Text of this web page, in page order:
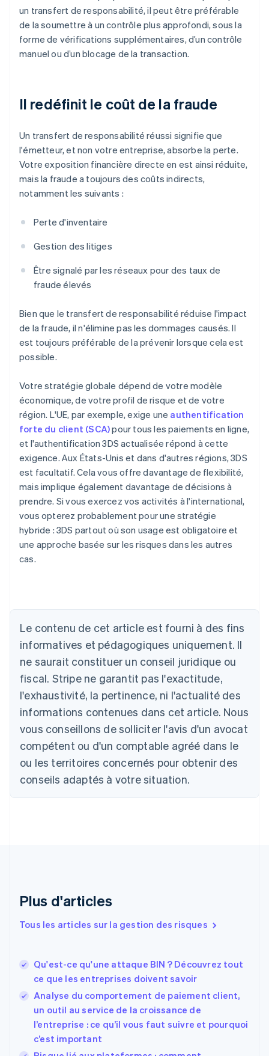
un transfert de responsabilité, il peut être préférable
de la soumettre à un contrôle plus approfondi, sous la
forme de vérifications supplémentaires, d’un contrôle
manuel ou d’un blocage de la transaction.
Il redéfinit le coût de la fraude
Un transfert de responsabilité réussi signifie que
l'émetteur, et non votre entreprise, absorbe la perte.
Votre exposition financière directe en est ainsi réduite,
mais la fraude a toujours des coûts indirects,
notamment les suivants :
Perte d'inventaire
Gestion des litiges
Être signalé par les réseaux pour des taux de
fraude élevés
Bien que le transfert de responsabilité réduise l'impact
de la fraude, il n'élimine pas les dommages causés. Il
est toujours préférable de la prévenir lorsque cela est
possible.
Votre stratégie globale dépend de votre modèle
économique, de votre profil de risque et de votre
région. L'UE, par exemple, exige une authentification
forte du client (SCA)pour tous les paiements en ligne,
et l'authentification 3DS actualisée répond à cette
exigence. Aux États-Unis et dans d'autres régions, 3DS
est facultatif. Cela vous offre davantage de flexibilité,
mais implique également davantage de décisions à
prendre. Si vous exercez vos activités à l'international,
vous opterez probablement pour une stratégie
hybride : 3DS partout où son usage est obligatoire et
une approche basée sur les risques dans les autres
cas.
Le contenu de cet article est fourni à des fins
informatives et pédagogiques uniquement. Il
ne saurait constituer un conseil juridique ou
fiscal. Stripe ne garantit pas l'exactitude,
l'exhaustivité, la pertinence, ni l'actualité des
informations contenues dans cet article. Nous
vous conseillons de solliciter l'avis d'un avocat
compétent ou d'un comptable agréé dans le
ou les territoires concernés pour obtenir des
conseils adaptés à votre situation.
Plus d'articles
Tous les articles sur la gestion des risques
Qu'est-ce qu'une attaque BIN ? Découvrez tout
ce que les entreprises doivent savoir
Analyse du comportement de paiement client,
un outil au service de la croissance de
l’entreprise : ce qu’il vous faut suivre et pourquoi
c’est important
Allemagne
Deutsch
Australie
English
Autriche
Belgique
NederlandsFrançaisDeutschEnglish
Brésil
PortuguêsEnglish
Bulgarie
English
English Français
Chine continentale
English
Espagne
États-Unis
EnglishEspañol简体中文
Finlande
English Svenska
FrançaisEnglish
Gibraltar
English